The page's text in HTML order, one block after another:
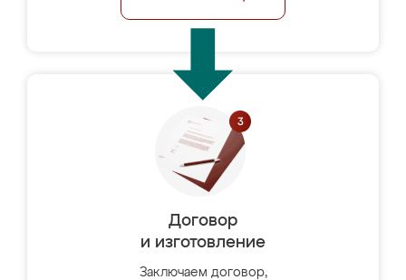
Договор
и изготовление
Заключаем договор,